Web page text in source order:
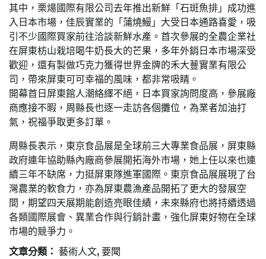
其中，栗煬國際有限公司去年推出新鮮「石斑魚排」成功進
入日本市場，佳辰實業的「蒲燒鰻」大受日本通路喜愛，吸
引不少國際買家前往洽談新鮮水產。首次參展的全農企業社
在屏東枋山栽培喝牛奶長大的芒果，多年外銷日本市場深受
歡迎，還有製做巧克力獲得世界金牌的禾大蘴實業有限公
司，帶來屏東可可幸福的風味，都非常吸睛。
開幕首日屏東館人潮絡繹不絕，日本買家詢問度高，參展廠
商應接不暇，周縣長也逐一走訪各個攤位，為業者加油打
氣，祝福爭取更多訂單。
周縣長表示，東京食品展是全球前三大專業食品展，屏東縣
政府連年協助縣內廠商參展開拓海外市場，她上任以來也連
續三年不缺席，力挺屏東隊進軍國際。東京食品展展現了台
灣農業的軟食力，亦為屏東農漁產品開拓了更大的發展空
間，期望四天展期能創造亮眼佳績，未來縣府也將持續透過
各類國際展會、異業合作與行銷計畫，強化屏東好物在全球
市場的競爭力。
文章分類： 藝術人文,要聞